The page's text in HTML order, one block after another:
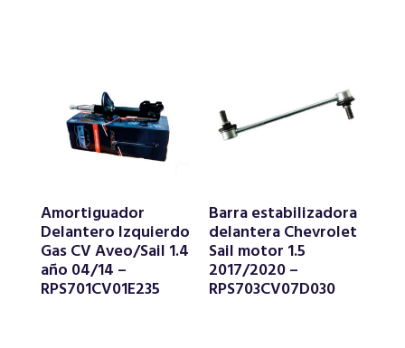
Amortiguador
Delantero Izquierdo
Gas CV Aveo/Sail 1.4
año 04/14 –
RPS701CV01E235
Barra estabilizadora
delantera Chevrolet
Sail motor 1.5
2017/2020 –
RPS703CV07D030